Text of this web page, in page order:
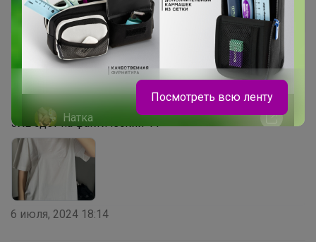
Tapka13 Автор уже получил заказ!
отличная футболка, не ожидала такую качественную
за эту цену, ткань плотная, горловина плотная не
растянется сразу же, обычно такой плотности
футболки стоят около 2т в магазинах. на фото размер
3XL одет на фактический 44
6 июля, 2024 18:14
Натка
Распродажа школьной обуви ELEGAMI
до конца июля
Посмотреть всю ленту